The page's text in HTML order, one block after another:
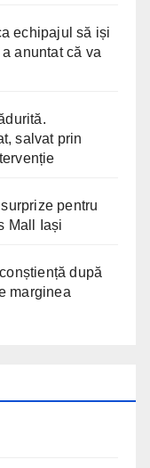
echipajul să iși
anuntat că va
salvat prin
pentru
Mall Iași
după
marginea